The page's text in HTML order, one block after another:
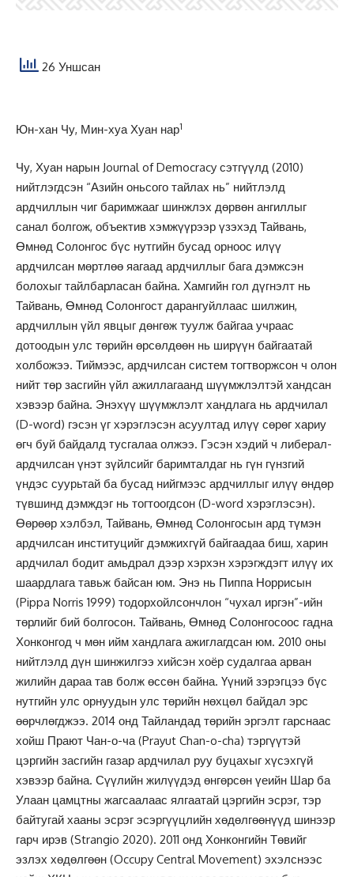
26 Уншсан
Юн-хан Чу, Мин-хуа Хуан нар1
Чу, Хуан нарын Journal of Democracy сэтгүүлд (2010)
нийтлэгдсэн “Азийн оньсого тайлах нь” нийтлэлд
ардчиллын чиг баримжааг шинжлэх дөрвөн ангиллыг
санал болгож, объектив хэмжүүрээр үзэхэд Тайвань,
Өмнөд Солонгос бүс нутгийн бусад орноос илүү
ардчилсан мөртлөө яагаад ардчиллыг бага дэмжсэн
болохыг тайлбарласан байна. Хамгийн гол дүгнэлт нь
Тайвань, Өмнөд Солонгост дарангуйллаас шилжин,
ардчиллын үйл явцыг дөнгөж туулж байгаа учраас
дотоодын улс төрийн өрсөлдөөн нь ширүүн байгаатай
холбожээ. Тиймээс, ардчилсан систем тогтворжсон ч олон
нийт төр засгийн үйл ажиллагаанд шүүмжлэлтэй хандсан
хэвээр байна. Энэхүү шүүмжлэлт хандлага нь ардчилал
(D-word) гэсэн үг хэрэглэсэн асуултад илүү сөрөг хариу
өгч буй байдалд тусгалаа олжээ. Гэсэн хэдий ч либерал-
ардчилсан үнэт зүйлсийг баримталдаг нь гүн гүнзгий
үндэс суурьтай ба бусад нийгмээс ардчиллыг илүү өндөр
түвшинд дэмждэг нь тогтоогдсон (D-word хэрэглэсэн).
Өөрөөр хэлбэл, Тайвань, Өмнөд Солонгосын ард түмэн
ардчилсан институцийг дэмжихгүй байгаадаа биш, харин
ардчилал бодит амьдрал дээр хэрхэн хэрэгждэгт илүү их
шаардлага тавьж байсан юм. Энэ нь Пиппа Норрисын
(Pippa Norris 1999) тодорхойлсончлон “чухал иргэн”-ийн
төрлийг бий болгосон. Тайвань, Өмнөд Солонгосоос гадна
Хонконгод ч мөн ийм хандлага ажиглагдсан юм. 2010 оны
нийтлэлд дүн шинжилгээ хийсэн хоёр судалгаа арван
жилийн дараа тав болж өссөн байна. Үүний зэрэгцээ бүс
нутгийн улс орнуудын улс төрийн нөхцөл байдал эрс
өөрчлөгджээ. 2014 онд Тайландад төрийн эргэлт гарснаас
хойш Прают Чан-о-ча (Prayut Chan-o-cha) тэргүүтэй
цэргийн засгийн газар ардчилал руу буцахыг хүсэхгүй
хэвээр байна. Сүүлийн жилүүдэд өнгөрсөн үеийн Шар ба
Улаан цамцтны жагсаалаас ялгаатай цэргийн эсрэг, тэр
байтугай хааны эсрэг эсэргүүцлийн хөдөлгөөнүүд шинээр
гарч ирэв (Strangio 2020). 2011 онд Хонконгийн Төвийг
эзлэх хөдөлгөөн (Occupy Central Movement) эхэлснээс